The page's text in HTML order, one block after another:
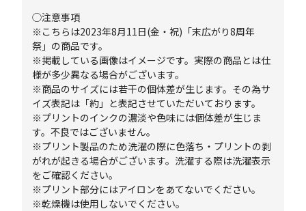
◯注意事項
※こちらは2023年8月11日(金・祝)「末広がり8周年
祭」の商品です。
※掲載している画像はイメージです。実際の商品とは仕
様が多少異なる場合がございます。
※商品のサイズには若干の個体差が生じます。その為サ
イズ表記は「約」と表記させていただいております。
※プリントのインクの濃淡や色味には個体差が生じま
す。不良ではございません。
※プリント製品のため洗濯の際に色落ち・プリントの剥
がれが起きる場合がございます。洗濯する際は洗濯表示
をご確認ください。
※プリント部分にはアイロンをあてないでください。
※乾燥機は使用しないでください。